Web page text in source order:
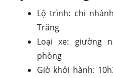
Lộ trình: chi
Trăng
Loại xe: giường
phòng
Giờ khởi hành: